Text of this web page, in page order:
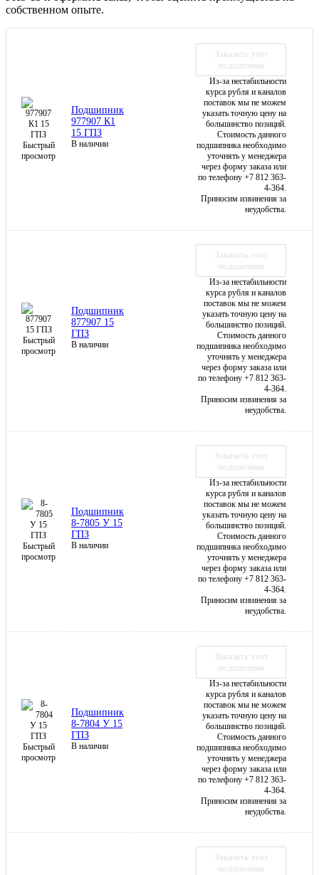
собственном опыте.
Быстрый
просмотр
Подшипник
977907 К1
15 ГПЗ
В наличии
Заказать этот
подшипник
Из-за нестабильности
курса рубля и каналов
поставок мы не можем
указать точную цену на
большинство позиций.
Стоимость данного
подшипника необходимо
уточнять у менеджера
через форму заказа или
по телефону +7 812 363-
4-364.
Приносим извинения за
неудобства.
Быстрый
просмотр
Подшипник
877907 15
ГПЗ
В наличии
Заказать этот
подшипник
Из-за нестабильности
курса рубля и каналов
поставок мы не можем
указать точную цену на
большинство позиций.
Стоимость данного
подшипника необходимо
уточнять у менеджера
через форму заказа или
по телефону +7 812 363-
4-364.
Приносим извинения за
неудобства.
Быстрый
просмотр
Подшипник
8-7805 У 15
ГПЗ
В наличии
Заказать этот
подшипник
Из-за нестабильности
курса рубля и каналов
поставок мы не можем
указать точную цену на
большинство позиций.
Стоимость данного
подшипника необходимо
уточнять у менеджера
через форму заказа или
по телефону +7 812 363-
4-364.
Приносим извинения за
неудобства.
Быстрый
просмотр
Подшипник
8-7804 У 15
ГПЗ
В наличии
Заказать этот
подшипник
Из-за нестабильности
курса рубля и каналов
поставок мы не можем
указать точную цену на
большинство позиций.
Стоимость данного
подшипника необходимо
уточнять у менеджера
через форму заказа или
по телефону +7 812 363-
4-364.
Приносим извинения за
неудобства.
Заказать этот
подшипник